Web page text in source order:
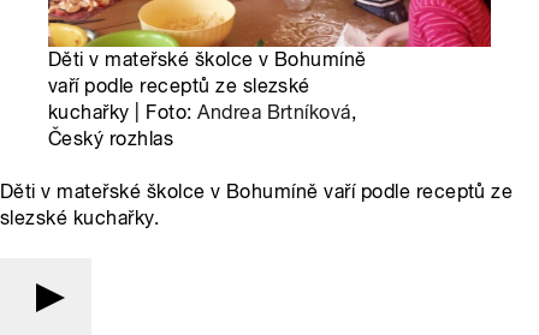
Děti v mateřské školce v Bohumíně
vaří podle receptů ze slezské
kuchařky | Foto:Andrea Brtníková,
Český rozhlas
Děti v mateřské školce v Bohumíně vaří podle receptů ze
slezské kuchařky.